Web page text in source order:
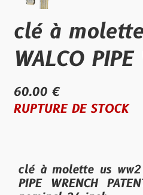
clé à
WALCO PIPE
60.00 €
RUPTURE DE STOCK
clé à molette us ww2
PIPE WRENCH